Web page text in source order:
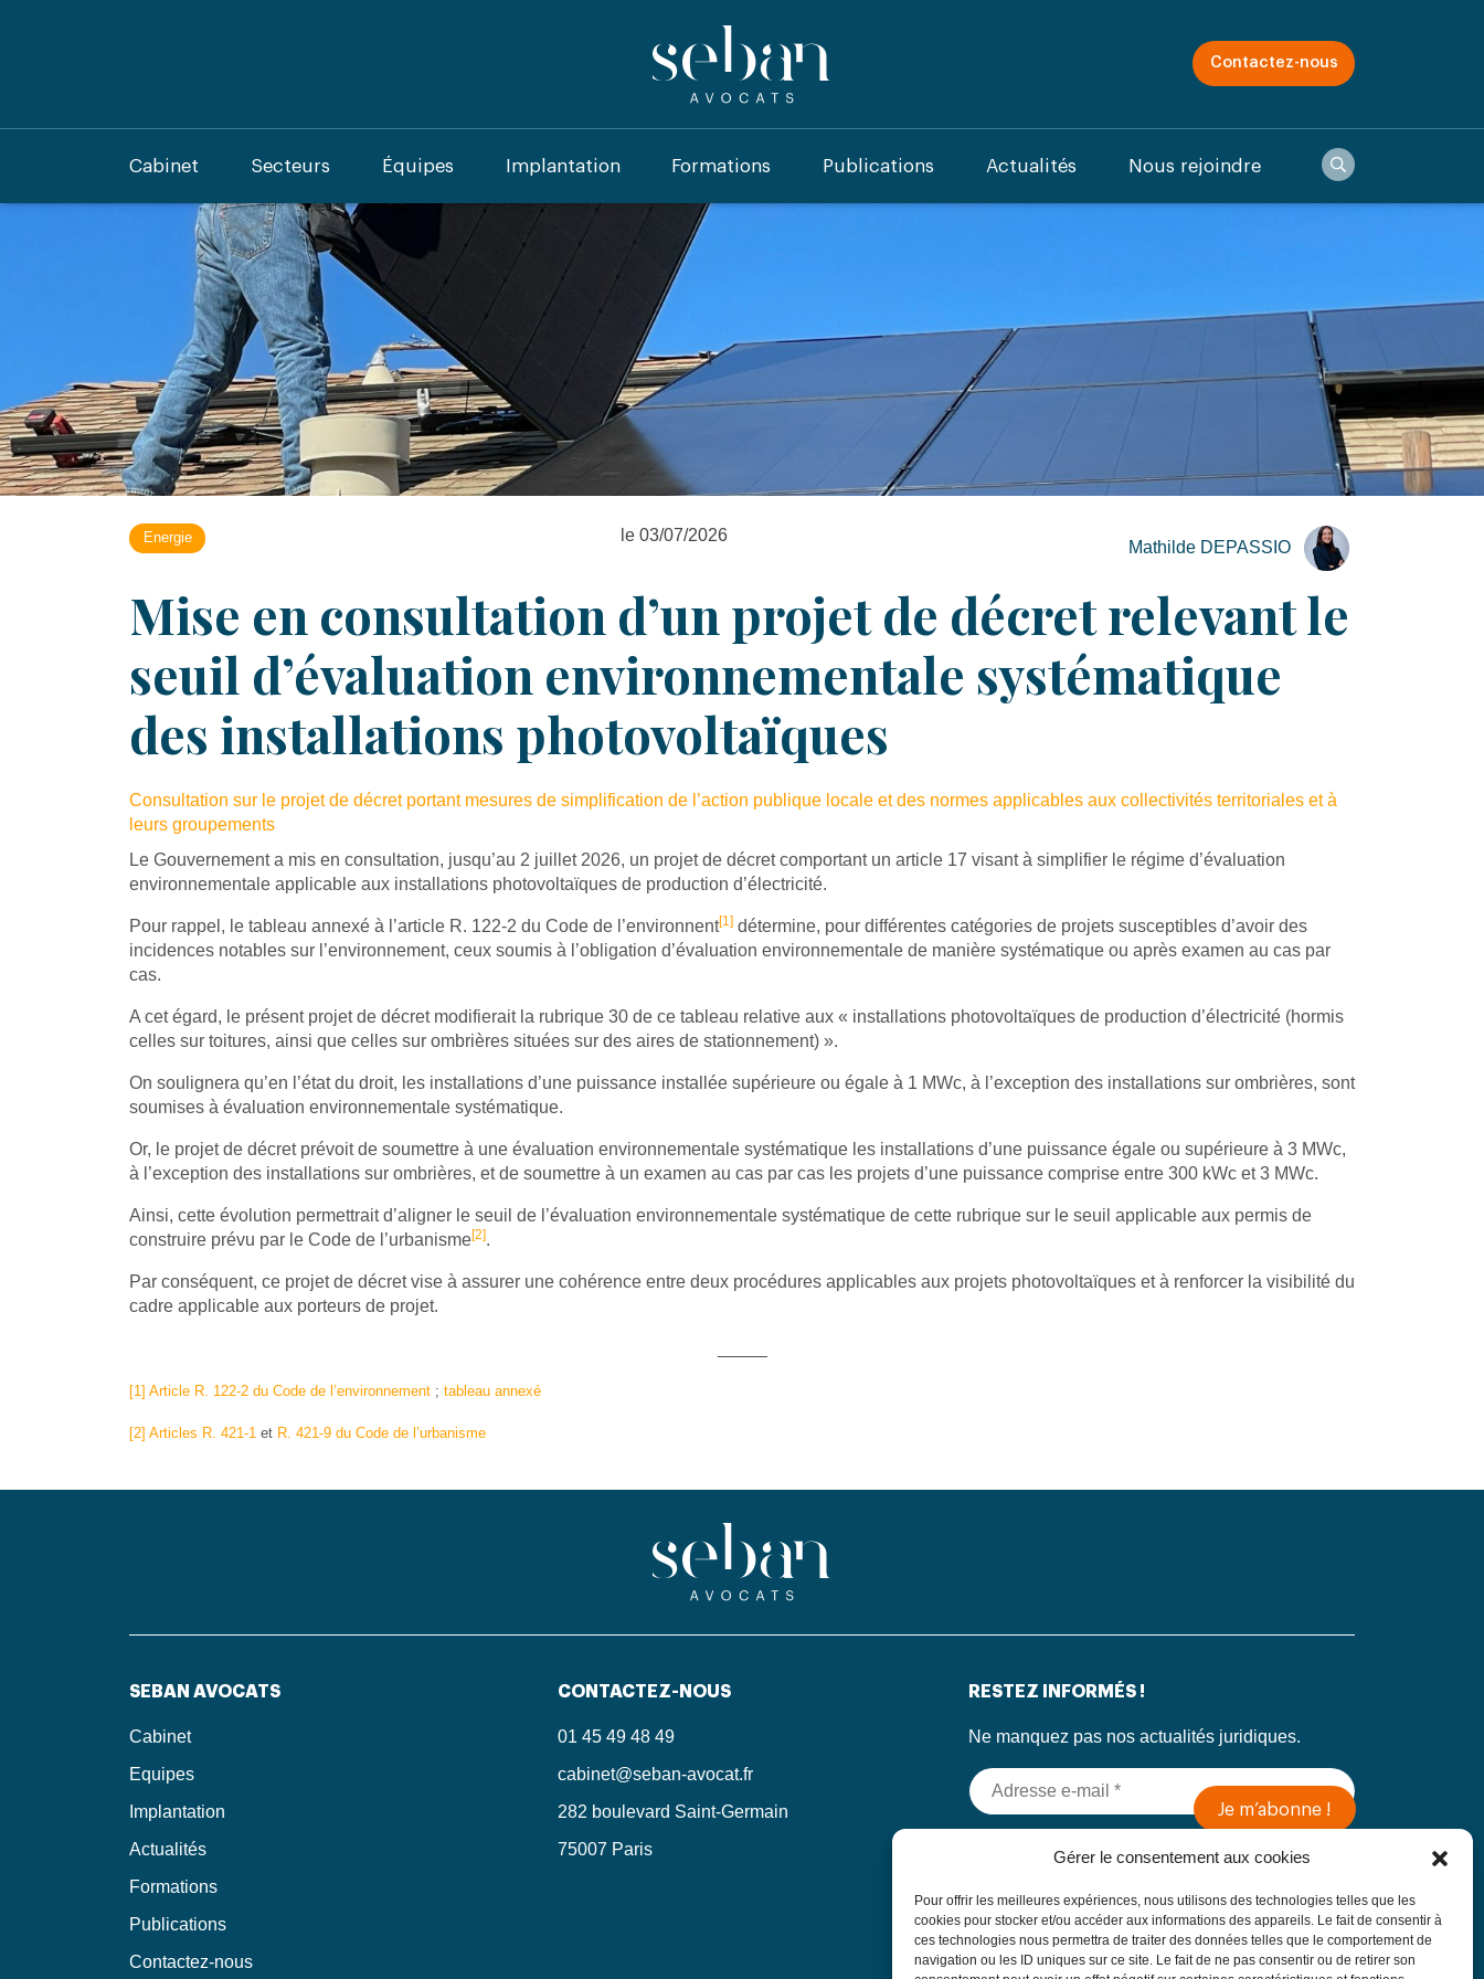
Gérer le consentement aux cookies
Pour offrir les meilleures expériences, nous utilisons des technologies telles que les
cookies pour stocker et/ou accéder aux informations des appareils. Le fait de consentir à
ces technologies nous permettra de traiter des données telles que le comportement de
navigation ou les ID uniques sur ce site. Le fait de ne pas consentir ou de retirer son
Contactez-nous
Recherche
Cabinet Secteurs Équipes Implantation Formations Publications Actualités Nous rejoindre
Energie le 03/07/2026
Mathilde DEPASSIO
Mise en consultation d’un projet de décret relevant le
seuil d’évaluation environnementale systématique
des installations photovoltaïques
Consultation sur le projet de décret portant mesures de simplification de l’action publique locale et des normes applicables aux collectivités territoriales et à
leurs groupements
Le Gouvernement a mis en consultation, jusqu’au 2 juillet 2026, un projet de décret comportant un article 17 visant à simplifier le régime d’évaluation
environnementale applicable aux installations photovoltaïques de production d’électricité.
Pour rappel, le tableau annexé à l’article R. 122-2 du Code de l’environnent[1] détermine, pour différentes catégories de projets susceptibles d’avoir des
incidences notables sur l’environnement, ceux soumis à l’obligation d’évaluation environnementale de manière systématique ou après examen au cas par
cas.
A cet égard, le présent projet de décret modifierait la rubrique 30 de ce tableau relative aux « installations photovoltaïques de production d’électricité (hormis
celles sur toitures, ainsi que celles sur ombrières situées sur des aires de stationnement) ».
On soulignera qu’en l’état du droit, les installations d’une puissance installée supérieure ou égale à 1 MWc, à l’exception des installations sur ombrières, sont
soumises à évaluation environnementale systématique.
Or, le projet de décret prévoit de soumettre à une évaluation environnementale systématique les installations d’une puissance égale ou supérieure à 3 MWc,
à l’exception des installations sur ombrières, et de soumettre à un examen au cas par cas les projets d’une puissance comprise entre 300 kWc et 3 MWc.
Ainsi, cette évolution permettrait d’aligner le seuil de l’évaluation environnementale systématique de cette rubrique sur le seuil applicable aux permis de
construire prévu par le Code de l’urbanisme[2].
Par conséquent, ce projet de décret vise à assurer une cohérence entre deux procédures applicables aux projets photovoltaïques et à renforcer la visibilité du
cadre applicable aux porteurs de projet.
[1] Article R. 122-2 du Code de l’environnement ; tableau annexé
[2] Articles R. 421-1 et R. 421-9 du Code de l’urbanisme
SEBAN AVOCATS
Cabinet
Equipes
Implantation
Actualités
Formations
Publications
Contactez-nous
CONTACTEZ-NOUS
01 45 49 48 49
cabinet@seban-avocat.fr
282 boulevard Saint-Germain
75007 Paris
RESTEZ INFORMÉS !
Ne manquez pas nos actualités juridiques.
En soumettant ce formulaire, j’accepte que mes
le cadre de ma demande, conformément à la
politique de confidentialité du Cabinet